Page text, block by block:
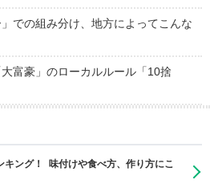
での組み分け、地方によってこんな
富豪」のローカルルール「10捨
ング！ 味付けや食べ方、作り方にこ